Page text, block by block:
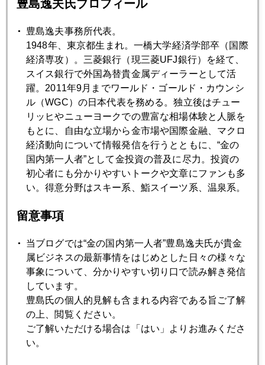
以上、先週の日経ヴェリタス・コラム「逸'ｓ ＯＫ！」の元
いよいよ、来週はＦＯＭＣ。
2015年
1月 2月 3月 4月 5月 6月
7月 8月 9月 10月 11月 12月
2015年09月30日
2015年09月29日
利上げしてほしかった
2015年09月28日
最近のツイッター呟き
豊島逸夫氏プロフィール
豊島逸夫事務所代表。
1948年、東京都生まれ。一橋大学経済学部卒（国際
経済専攻）。三菱銀行（現三菱UFJ銀行）を経て、
スイス銀行で外国為替貴金属ディーラーとして活
躍。2011年9月までワールド・ゴールド・カウンシ
ル（WGC）の日本代表を務める。独立後はチュー
リッヒやニューヨークでの豊富な相場体験と人脈を
もとに、自由な立場から金市場や国際金融、マクロ
経済動向について情報発信を行うとともに、“金の
国内第一人者”として金投資の普及に尽力。投資の
初心者にも分かりやすいトークや文章にファンも多
い。得意分野はスキー系、鮨スイーツ系、温泉系。
留意事項
当ブログでは“金の国内第一人者”豊島逸夫氏が貴金
属ビジネスの最新事情をはじめとした日々の様々な
事象について、分かりやすい切り口で読み解き発信
しています。
豊島氏の個人的見解も含まれる内容である旨ご了解
の上、閲覧ください。
ご了解いただける場合は「はい」よりお進みくださ
い。